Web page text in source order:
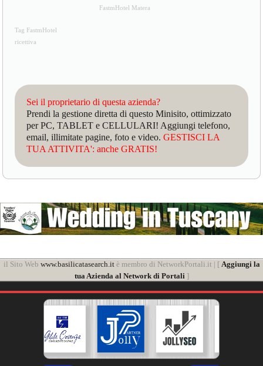
FastmHotel Matera
Tag FastmHotel
ricettiva
Sei il proprietario di questa azienda?
Prendi la gestione diretta di questo Minisito, ottimizzato
per PC, TABLET e CELLULARI! Aggiungi telefono,
email, illimitate pagine, foto e video.GESTISCI LA
TUA ATTIVITA': anche GRATIS!
il Sito Web www.basilicatasearch.itè membro di NetworkPortali.it | [ Aggiungi la
tua Azienda al Network di Portali]